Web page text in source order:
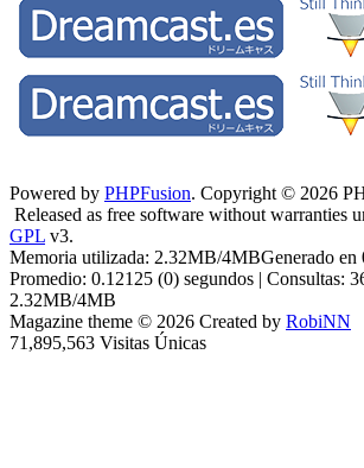
Powered by PHPFusion. Copyright © 2026
Released as free software without warranties
GPL v3.
Memoria utilizada: 2.32MB/4MBGenerado en
Promedio: 0.12125 (0) segundos | Consultas:
2.32MB/4MB
Magazine theme © 2026 Created by RobiNN
71,895,563 Visitas Únicas